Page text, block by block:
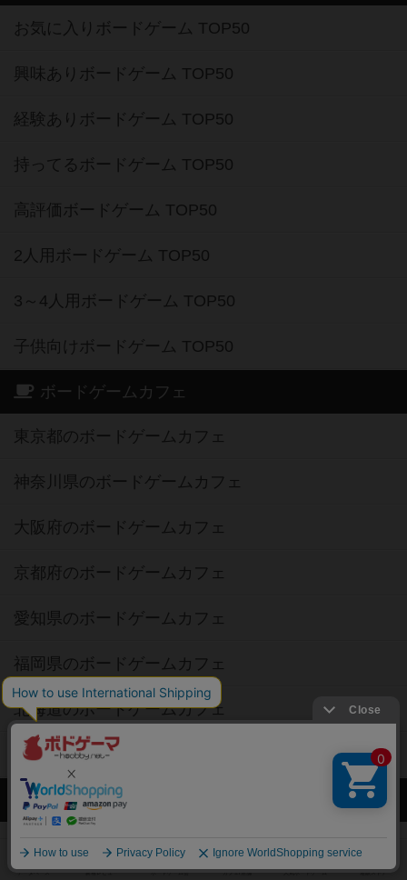
お気に入りボードゲーム TOP50
興味ありボードゲーム TOP50
経験ありボードゲーム TOP50
持ってるボードゲーム TOP50
高評価ボードゲーム TOP50
2人用ボードゲーム TOP50
3～4人用ボードゲーム TOP50
子供向けボードゲーム TOP50
ボードゲームカフェ
東京都のボードゲームカフェ
神奈川県のボードゲームカフェ
大阪府のボードゲームカフェ
京都府のボードゲームカフェ
愛知県のボードゲームカフェ
福岡県のボードゲームカフェ
北海道のボードゲームカフェ
オーナー・店長の方へ
運営者情報
ご利用規約